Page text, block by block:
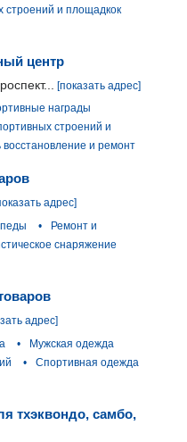
строений и площадкок
центр
[показать адрес]
награды
строений и
и ремонт
адрес]
•
Ремонт и
снаряжение
адрес]
•
Мужская одежда
•
Спортивная одежда
тхэквондо, самбо,